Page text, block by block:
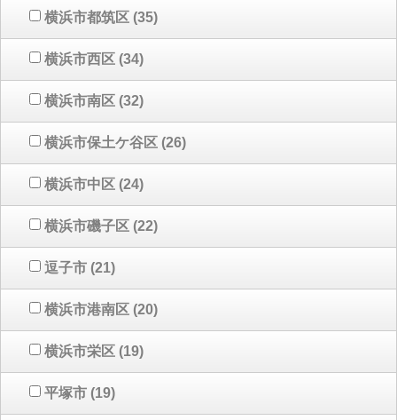
横浜市都筑区 (35)
横浜市西区 (34)
横浜市南区 (32)
横浜市保土ケ谷区 (26)
横浜市中区 (24)
横浜市磯子区 (22)
逗子市 (21)
横浜市港南区 (20)
横浜市栄区 (19)
平塚市 (19)